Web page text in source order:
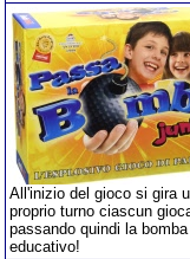
All'inizio del gioco si gira
proprio turno ciascun
passando quindi la
educativo!